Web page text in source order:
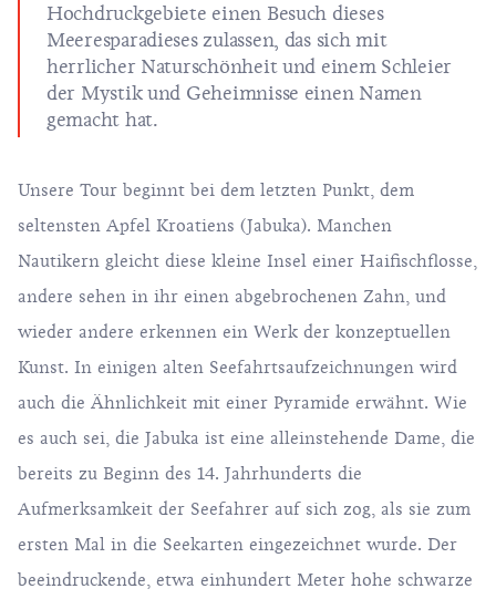
Hochdruckgebiete einen Besuch dieses
Meeresparadieses zulassen, das sich mit
herrlicher Naturschönheit und einem Schleier
der Mystik und Geheimnisse einen Namen
gemacht hat.
Unsere Tour beginnt bei dem letzten Punkt, dem
seltensten Apfel Kroatiens (Jabuka). Manchen
Nautikern gleicht diese kleine Insel einer Haifischflosse,
andere sehen in ihr einen abgebrochenen Zahn, und
wieder andere erkennen ein Werk der konzeptuellen
Kunst. In einigen alten Seefahrtsaufzeichnungen wird
auch die Ähnlichkeit mit einer Pyramide erwähnt. Wie
es auch sei, die Jabuka ist eine alleinstehende Dame, die
bereits zu Beginn des 14. Jahrhunderts die
Aufmerksamkeit der Seefahrer auf sich zog, als sie zum
ersten Mal in die Seekarten eingezeichnet wurde. Der
beeindruckende, etwa einhundert Meter hohe schwarze